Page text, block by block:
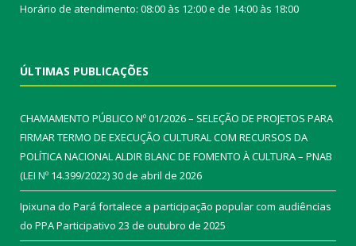
Horário de atendimento: 08:00 às 12:00 e de 14:00 às 18:00
ÚLTIMAS PUBLICAÇÕES
CHAMAMENTO PÚBLICO Nº 01/2026 – SELEÇÃO DE PROJETOS PARA
FIRMAR TERMO DE EXECUÇÃO CULTURAL COM RECURSOS DA
POLÍTICA NACIONAL ALDIR BLANC DE FOMENTO À CULTURA – PNAB
(LEI Nº 14.399/2022)30 de abril de 2026
Ipixuna do Pará fortalece a participação popular com audiências
do PPA Participativo 23 de outubro de 2025